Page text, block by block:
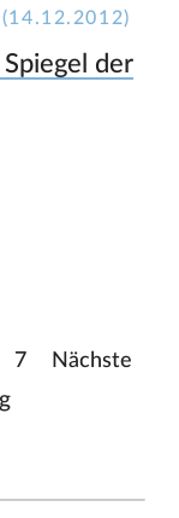
der
7 Nächste